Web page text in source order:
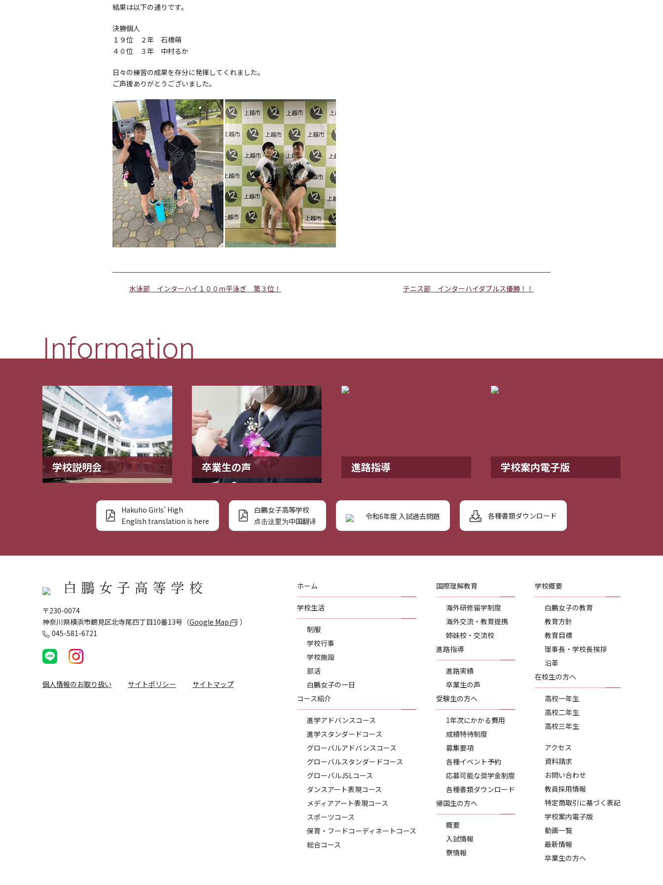
結果は以下の通りです。
決勝個人
１９位 ２年 石橋萌
４０位 ３年 中村るか
日々の練習の成果を存分に発揮してくれました。
ご声援ありがとうございました。
水泳部 インターハイ１００ｍ平泳ぎ 第３位！ テニス部 インターハイダブルス優勝！！
Information
学校説明会 卒業生の声 進路指導 学校案内電子版
Hakuho Girls’ High
English translation is here
白鵬女子高等学校
点击这里为中国翻译
令和6年度 入試過去問題 各種書類ダウンロード
〒230-0074
神奈川県横浜市鶴見区北寺尾四丁目10番13号（Google Map
）
045-581-6721
個人情報のお取り扱い サイトポリシー サイトマップ
ホーム
学校生活
制服
学校行事
学校施設
部活
白鵬女子の一日
コース紹介
進学アドバンスコース
進学スタンダードコース
グローバルアドバンスコース
グローバルスタンダードコース
グローバルJSLコース
ダンスアート表現コース
メディアアート表現コース
スポーツコース
保育・フードコーディネートコース
総合コース
国際理解教育
海外研修留学制度
海外交流・教育提携
姉妹校・交流校
進路指導
進路実績
卒業生の声
受験生の方へ
1年次にかかる費用
成績特待制度
募集要項
各種イベント予約
応募可能な奨学金制度
各種書類ダウンロード
帰国生の方へ
概要
入試情報
寮情報
学校概要
白鵬女子の教育
教育方針
教育目標
理事長・学校長挨拶
沿革
在校生の方へ
高校一年生
高校二年生
高校三年生
アクセス
資料請求
お問い合わせ
教員採用情報
特定商取引に基づく表記
学校案内電子版
動画一覧
最新情報
卒業生の方へ